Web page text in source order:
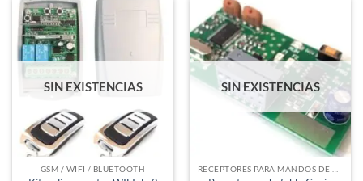
SIN EXISTENCIAS
GSM / WIFI / BLUETOOTH
SIN EXISTENCIAS